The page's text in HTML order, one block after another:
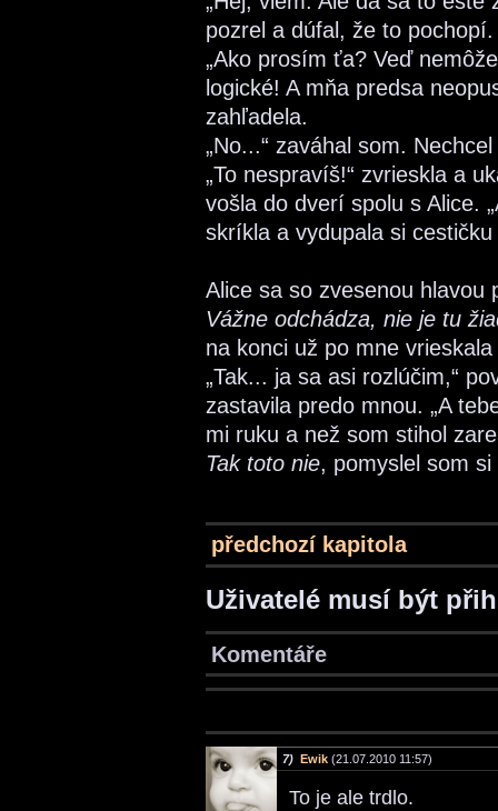
pozrel a dúfal, že to pochopí.
„Ako prosím ťa? Veď
logické! A mňa predsa
zahľadela.
„No...“ zaváhal som.
„To nespravíš!“ zvrieskla a
vošla do dverí spolu s Alice.
skríkla a vydupala si
Alice sa so zvesenou hlavou
Vážne odchádza, nie je tu
na konci už po mne
„Tak... ja sa asi rozlúčim,“
zastavila predo mnou. „A
mi ruku a než som stihol
Tak toto nie, pomyslel som
předchozí kapitola
Uživatelé musí být
Komentáře
7) Ewik (21.07.2010 11:57)
To je ale trdlo.